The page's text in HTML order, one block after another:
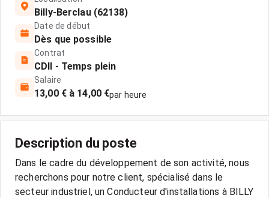
Billy-Berclau (62138)
Date de début
Dès que possible
Contrat
CDII - Temps plein
Salaire
13,00 € à 14,00 €par heure
Description du poste
Dans le cadre du développement de son activité, nous
recherchons pour notre client, spécialisé dans le
secteur industriel, un Conducteur d'installations à BILLY